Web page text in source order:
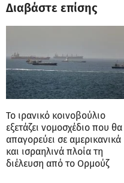
Διαβάστε επίσης
Το ιρανικό κοινοβούλιο
εξετάζει νομοσχέδιο που θα
απαγορεύει σε αμερικανικά
και ισραηλινά πλοία τη
διέλευση από το Ορμούζ